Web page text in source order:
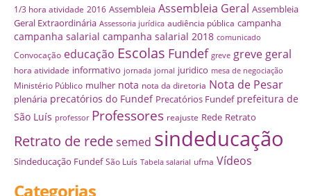
1/3 hora atividade 2016 Assembleia Assembleia Geral Assembleia
Geral Extraordinária Assessoria jurídica audiência pública campanha
campanha salarial campanha salarial 2018 comunicado
Convocação educação Escolas Fundef greve greve geral
hora atividade informativo jornada jornal juridico mesa de negociação
Ministério Público mulher nota nota da diretoria Nota de Pesar
plenária precatórios do Fundef Precatórios Fundef prefeitura de
São Luís professor Professores reajuste Rede Retrato
Retrato de redesemed sindeducação
Sindeducação Fundef São Luís Tabela salarial ufma Vídeos
Categorias